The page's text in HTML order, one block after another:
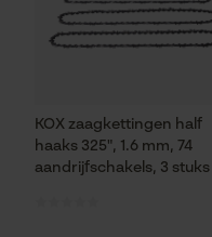
KOX zaagkettingen half
haaks 325", 1.6 mm, 74
aandrijfschakels, 3 stuks